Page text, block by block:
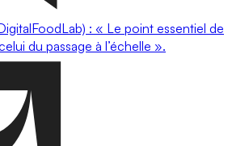
: « Le point essentiel de
du passage à l’échelle ».